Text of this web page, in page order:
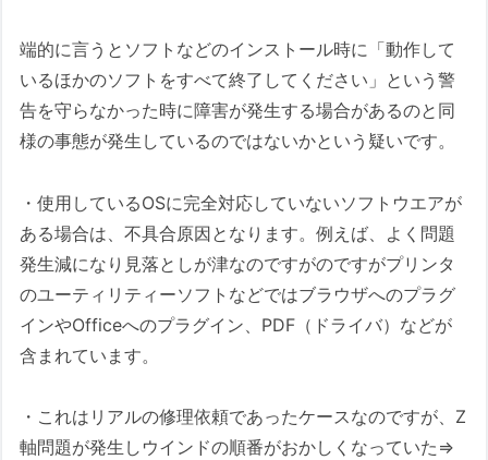
端的に言うとソフトなどのインストール時に「動作して
いるほかのソフトをすべて終了してください」という警
告を守らなかった時に障害が発生する場合があるのと同
様の事態が発生しているのではないかという疑いです。
・使用しているOSに完全対応していないソフトウエアが
ある場合は、不具合原因となります。例えば、よく問題
発生減になり見落としが津なのですがのですがプリンタ
のユーティリティーソフトなどではブラウザへのプラグ
インやOfficeへのプラグイン、PDF（ドライバ）などが
含まれています。
・これはリアルの修理依頼であったケースなのですが、Z
軸問題が発生しウインドの順番がおかしくなっていた⇒